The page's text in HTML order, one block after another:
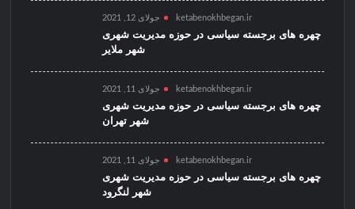
ketabenokhbegan.ir جولای 12, 2021
چهره های برجسته سیاسی در حوزه مدیریت شهری
شهر ملایر
ketabenokhbegan.ir جولای 11, 2021
چهره های برجسته سیاسی در حوزه مدیریت شهری
شهر تهران
ketabenokhbegan.ir جولای 11, 2021
چهره های برجسته سیاسی در حوزه مدیریت شهری
شهر لنگرود